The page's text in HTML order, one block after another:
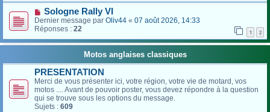
Sologne Rally VI
Dernier message par Oliv44 « 07 août 2026, 14:33
Réponses : 22 1 2
Motos anglaises classiques
PRESENTATION
Merci de vous présenter ici, votre région, votre vie de motard, vos
motos .... Avant de pouvoir poster, vous devez répondre à la question
qui se trouve sous les options du message.
Sujets : 609